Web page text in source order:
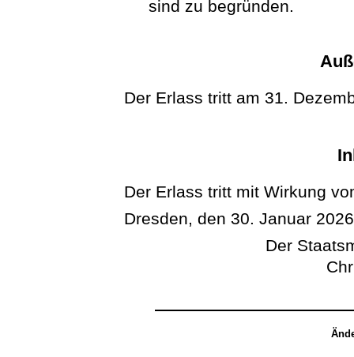
sind zu begründen.
Der Erlass tritt am 31.
Der Erlass tritt mit Wirkung
Dresden, den 30. Januar 2026
Der